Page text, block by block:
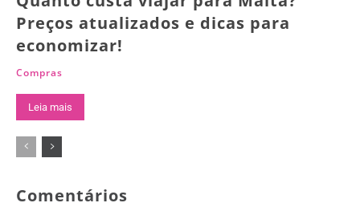
Preços atualizados e dicas para
economizar!
Compras
Leia mais
Comentários